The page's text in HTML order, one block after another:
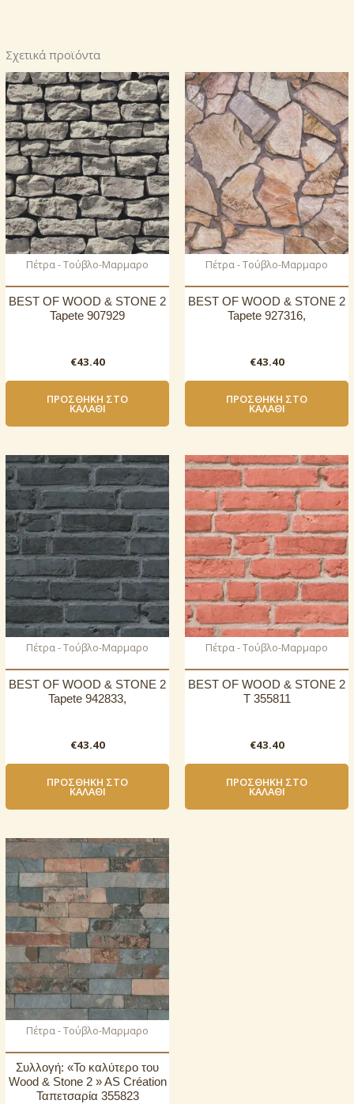
Σχετικά προϊόντα
Πέτρα - Τούβλο-Μαρμαρο
BEST OF WOOD & STONE 2
Tapete 907929
€43.40
ΠΡΟΣΘΉΚΗ ΣΤΟ
ΚΑΛΆΘΙ
Πέτρα - Τούβλο-Μαρμαρο
BEST OF WOOD & STONE 2
Tapete 927316,
€43.40
ΠΡΟΣΘΉΚΗ ΣΤΟ
ΚΑΛΆΘΙ
Πέτρα - Τούβλο-Μαρμαρο
BEST OF WOOD & STONE 2
Tapete 942833,
€43.40
ΠΡΟΣΘΉΚΗ ΣΤΟ
ΚΑΛΆΘΙ
Πέτρα - Τούβλο-Μαρμαρο
BEST OF WOOD & STONE 2
T 355811
€43.40
ΠΡΟΣΘΉΚΗ ΣΤΟ
ΚΑΛΆΘΙ
Πέτρα - Τούβλο-Μαρμαρο
Συλλογή: «Το καλύτερο του
Wood & Stone 2 » AS Création
Ταπετσαρία 355823